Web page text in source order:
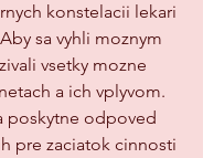
konstelacii lekari
sa vyhli moznym
vsetky mozne
a ich vplyvom.
poskytne odpoved
pre zaciatok cinnosti